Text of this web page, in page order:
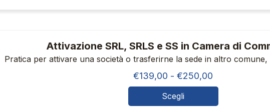
€199,00
prodotto
più
varianti.
Le
opzioni
possono
Attivazione SRL, SRLS e SS in Camera di
Pratica per attivare una società o trasferirne la sede in altro
€139,00 - €250,00
di
prezzo:
Scegli
Questo